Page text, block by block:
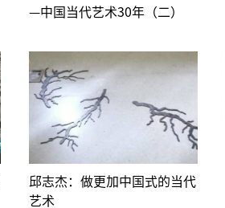
—中国当代艺术30年（二）
邱志杰：做更加中国式的当代
艺术